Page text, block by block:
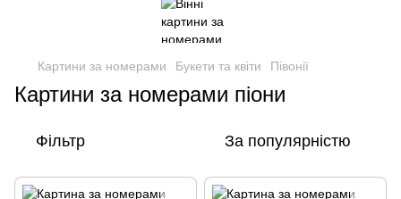
Картини за номерами Букети та квіти Півонії
Картини за номерами піони
Фільтр За популярністю